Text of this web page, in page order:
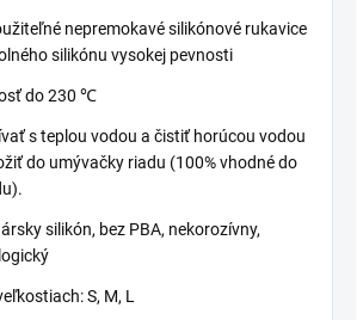
nepremokavé silikónové rukavice
silikónu vysokej pevnosti
do 230 ℃
s teplou vodou a čistiť horúcou vodou
do umývačky riadu (100% vhodné do
silikón, bez PBA, nekorozívny,
S, M, L